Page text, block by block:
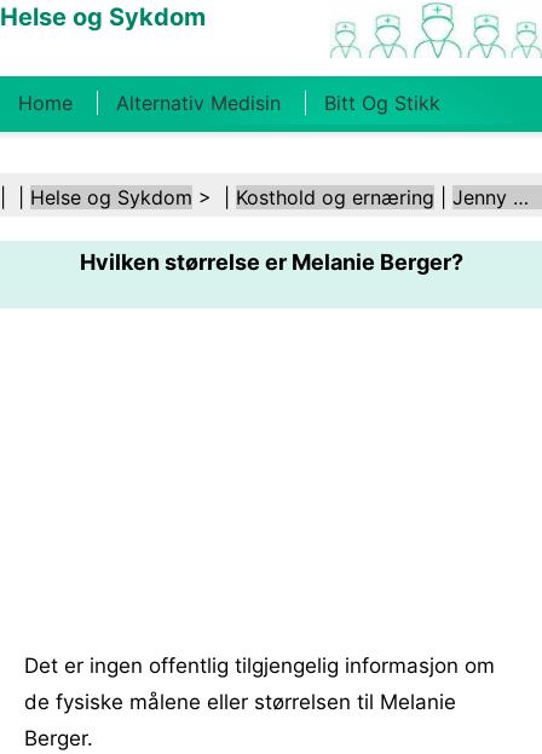
Helse og Sykdom
Home Alternativ Medisin Bitt Og Stikk
Kosthold Og Ernæring Familiehelse
Helsebransjen Psykisk Helse Folkehelse Og
Sikkerhet Kirurgi Og Prosedyrer Helse
Helse og Sykdom > | Kosthold og ernæring Jenny Craig
Hvilken størrelse er Melanie Berger?
Det er ingen offentlig tilgjengelig informasjon om
de fysiske målene eller størrelsen til Melanie
Berger.